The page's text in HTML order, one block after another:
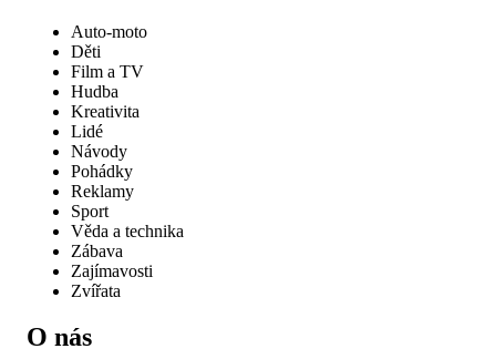
Auto-moto
Děti
Film a TV
Hudba
Kreativita
Lidé
Návody
Pohádky
Reklamy
Sport
Věda a technika
Zábava
Zajímavosti
Zvířata
O nás